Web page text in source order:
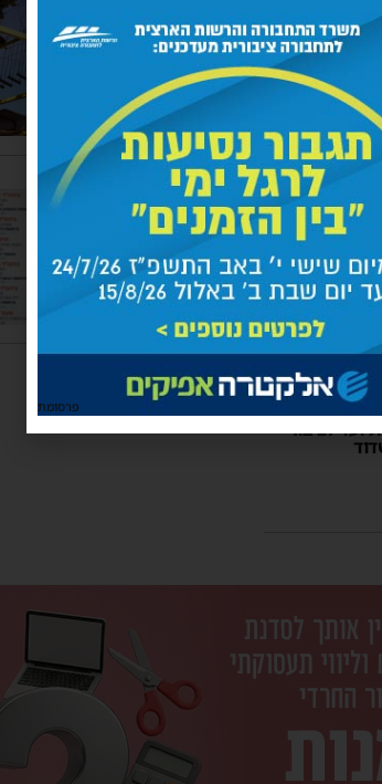
עשה את
בבין הזמנים
התורה
נחשף
לציבור
פרסומת